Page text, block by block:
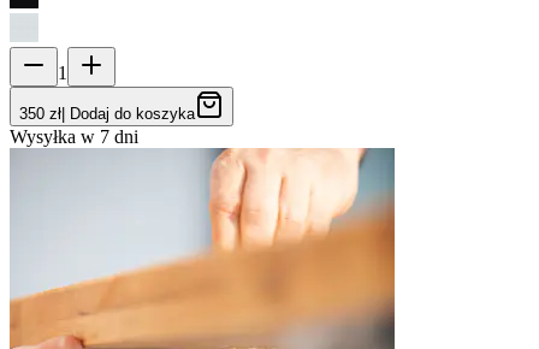
1
350 zł Dodaj do koszyka
Wysyłka w 7 dni